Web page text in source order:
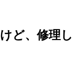
ど、修理し